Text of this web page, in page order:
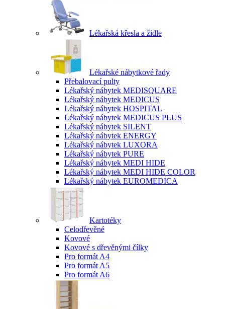
Lékařská křesla a židle
Lékařské nábytkové řady
Přebalovací pulty
Lékařský nábytek MEDISQUARE
Lékařský nábytek MEDICUS
Lékařský nábytek HOSPITAL
Lékařský nábytek MEDICUS PLUS
Lékařský nábytek SILENT
Lékařský nábytek ENERGY
Lékařský nábytek LUXORA
Lékařský nábytek PURE
Lékařský nábytek MEDI HIDE
Lékařský nábytek MEDI HIDE COLOR
Lékařský nábytek EUROMEDICA
Kartotéky
Celodřevěné
Kovové
Kovové s dřevěnými čílky
Pro formát A4
Pro formát A5
Pro formát A6